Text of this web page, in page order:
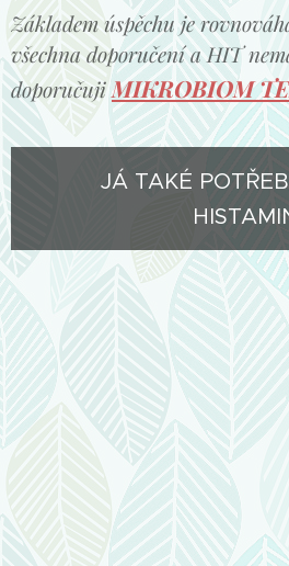
Základem úspěchu je
všechna doporučení a HIT
doporučujiMIKROBIOM
JÁ TAKÉ